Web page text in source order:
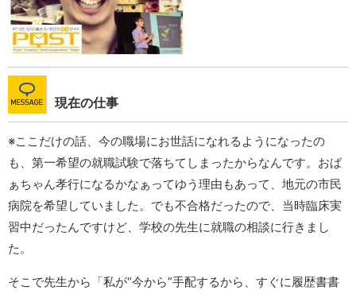
現在の仕事
※ここだけの話、今の職場にお世話になれるようになったの
も、第一希望の就職試験で落ちてしまったからなんです。おば
ぁちゃん孝行になるかなぁってゆう理由もあって、地元の市民
病院を希望していました。でも不合格だったので、当時臨床実
習中だったんですけど、学校の先生に就職の相談に行きまし
た。
そこで先生から「私が“今から”手配するから、すぐに履歴書書